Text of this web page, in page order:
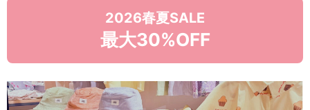
2026春夏SALE
最大30%OFF